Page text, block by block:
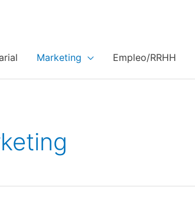
Marketing Empleo/RRHH